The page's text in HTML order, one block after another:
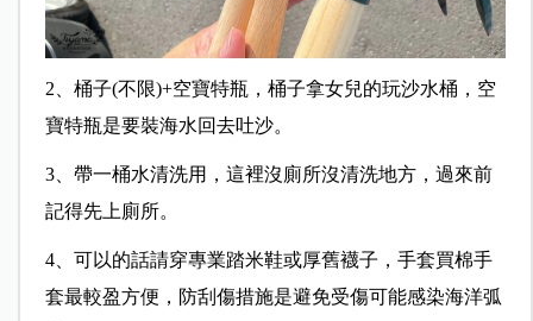
2、桶子(不限)+空寶特瓶，桶子拿女兒的玩沙水桶，空
寶特瓶是要裝海水回去吐沙。
3、帶一桶水清洗用，這裡沒廁所沒清洗地方，過來前
記得先上廁所。
4、可以的話請穿專業踏米鞋或厚舊襪子，手套買棉手
套最較盈方便，防刮傷措施是避免受傷可能感染海洋弧